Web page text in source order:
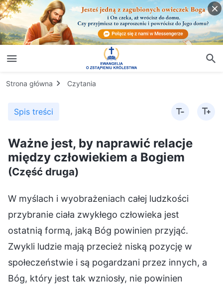
Strona główna Czytania
Spis treści
Ważne jest, by naprawić relacje
między człowiekiem a Bogiem
(Część druga)
W myślach i wyobrażeniach całej ludzkości
przybranie ciała zwykłego człowieka jest
ostatnią formą, jaką Bóg powinien przyjąć.
Zwykli ludzie mają przecież niską pozycję w
społeczeństwie i są pogardzani przez innych, a
Bóg, który jest tak wzniosły, nie powinien